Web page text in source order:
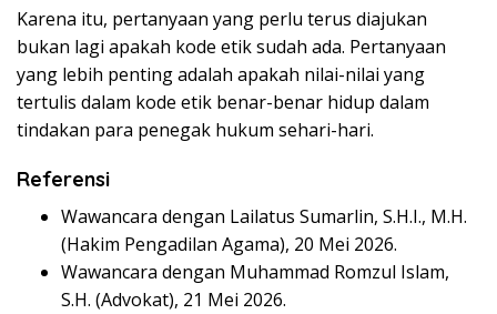
Karena itu, pertanyaan yang perlu terus diajukan
bukan lagi apakah kode etik sudah ada. Pertanyaan
yang lebih penting adalah apakah nilai-nilai yang
tertulis dalam kode etik benar-benar hidup dalam
tindakan para penegak hukum sehari-hari.
Referensi
Wawancara dengan Lailatus Sumarlin, S.H.I., M.H.
(Hakim Pengadilan Agama), 20 Mei 2026.
Wawancara dengan Muhammad Romzul Islam,
S.H. (Advokat), 21 Mei 2026.